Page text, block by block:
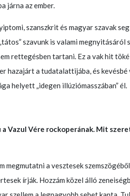
járna az ember.
szanszkrit és magyar szavak
szavunk is valami megnyitásáról
rettegésben tartani. Ez a vak hit
hazajárt a tudatalattijába, és
helyett „idegen illúziómasszában” él.
a Vazul Vére rockoperának. Mit
megmutatni a vesztesek
írják. Hozzám közel álló